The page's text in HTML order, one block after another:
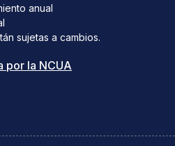
anual
sujetas a cambios.
por la NCUA